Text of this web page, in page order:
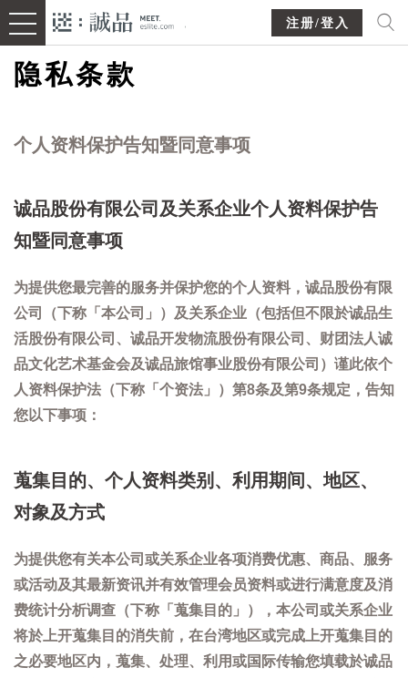
注册/登入
隐私条款
个人资料保护告知暨同意事项
诚品股份有限公司及关系企业个人资料保护告
知暨同意事项
为提供您最完善的服务并保护您的个人资料，诚品股份有限
公司（下称「本公司」）及关系企业（包括但不限於诚品生
活股份有限公司、诚品开发物流股份有限公司、财团法人诚
品文化艺术基金会及诚品旅馆事业股份有限公司）谨此依个
人资料保护法（下称「个资法」）第8条及第9条规定，告知
您以下事项：
蒐集目的、个人资料类别、利用期间、地区、
对象及方式
为提供您有关本公司或关系企业各项消费优惠、商品、服务
或活动及其最新资讯并有效管理会员资料或进行满意度及消
费统计分析调查（下称「蒐集目的」），本公司或关系企业
将於上开蒐集目的消失前，在台湾地区或完成上开蒐集目的
之必要地区内，蒐集、处理、利用或国际传输您填载於诚品